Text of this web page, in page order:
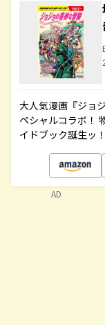
大人気漫画『ジョ
ペシャルコラボ！
イドブック誕生ッ！
AD